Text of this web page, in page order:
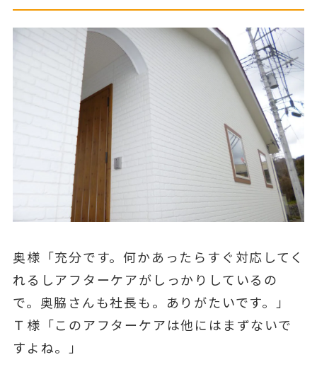
奥様「充分です。何かあったらすぐ対応してく
れるしアフターケアがしっかりしているの
で。奥脇さんも社長も。ありがたいです。」
Ｔ様「このアフターケアは他にはまずないで
すよね。」